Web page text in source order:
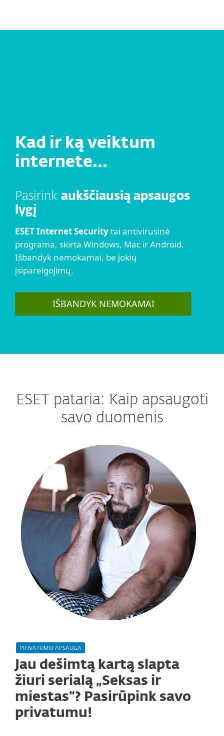
Kad ir ką veiktum
internete...
Pasirink aukščiausią apsaugos
lygį
ESET Internet Securitytai antivirusinė
programa, skirta Windows, Mac ir Android.
Išbandyk nemokamai, be jokių
įsipareigojimų.
IŠBANDYK NEMOKAMAI
ESET pataria: Kaip apsaugoti
savo duomenis
PRIVATUMO APSAUGA
Jau dešimtą kartą slapta
žiuri serialą „Seksas ir
miestas“? Pasirūpink savo
privatumu!